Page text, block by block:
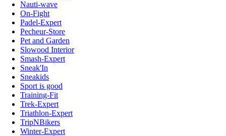
Nauti-wave
On-Fight
Padel-Expert
Pecheur-Store
Pet and Garden
Slowood Interior
Smash-Expert
Sneak'In
Sneakids
Sport is good
Training-Fit
Trek-Expert
Triathlon-Expert
TripNBikers
Winter-Expert